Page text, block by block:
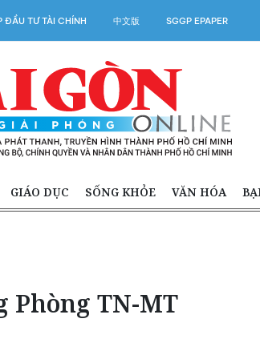
ĐẦU TƯ TÀI CHÍNH 中文版 SGGP EPAPER
GIÁO DỤC SỐNG KHỎE VĂN HÓA
TN-MT